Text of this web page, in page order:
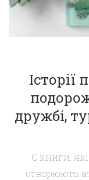
Історії
дружбі,
Є книги,
створюють